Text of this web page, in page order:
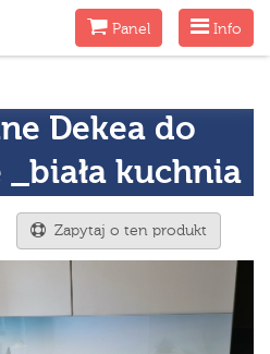
Menu
Info
MenuPanel
Dekea do
kuchnia
Zapytaj o ten produkt